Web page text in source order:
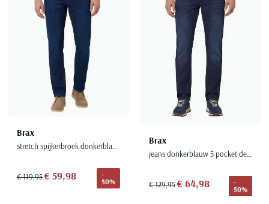
Brax
stretch spijkerbroek donkerblauw effen
€ 119,95€ 59,98
-
50%
Brax
jeans donkerblauw 5 pocket denim
€ 129,95€ 64,98
-
50%